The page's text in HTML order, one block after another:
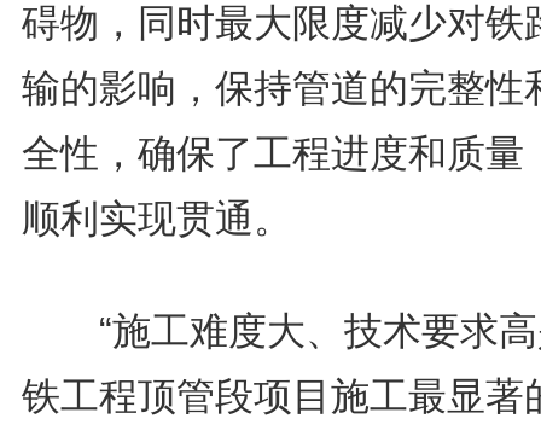
碍物，同时最大限度减少对铁
输的影响，保持管道的完整性
全性，确保了工程进度和质量
顺利实现贯通。
“施工难度大、技术要求高
铁工程顶管段项目施工最显著